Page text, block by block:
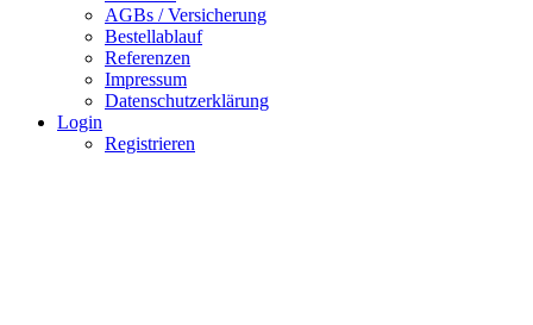
AGBs / Versicherung
Bestellablauf
Referenzen
Impressum
Datenschutzerklärung
Login
Registrieren